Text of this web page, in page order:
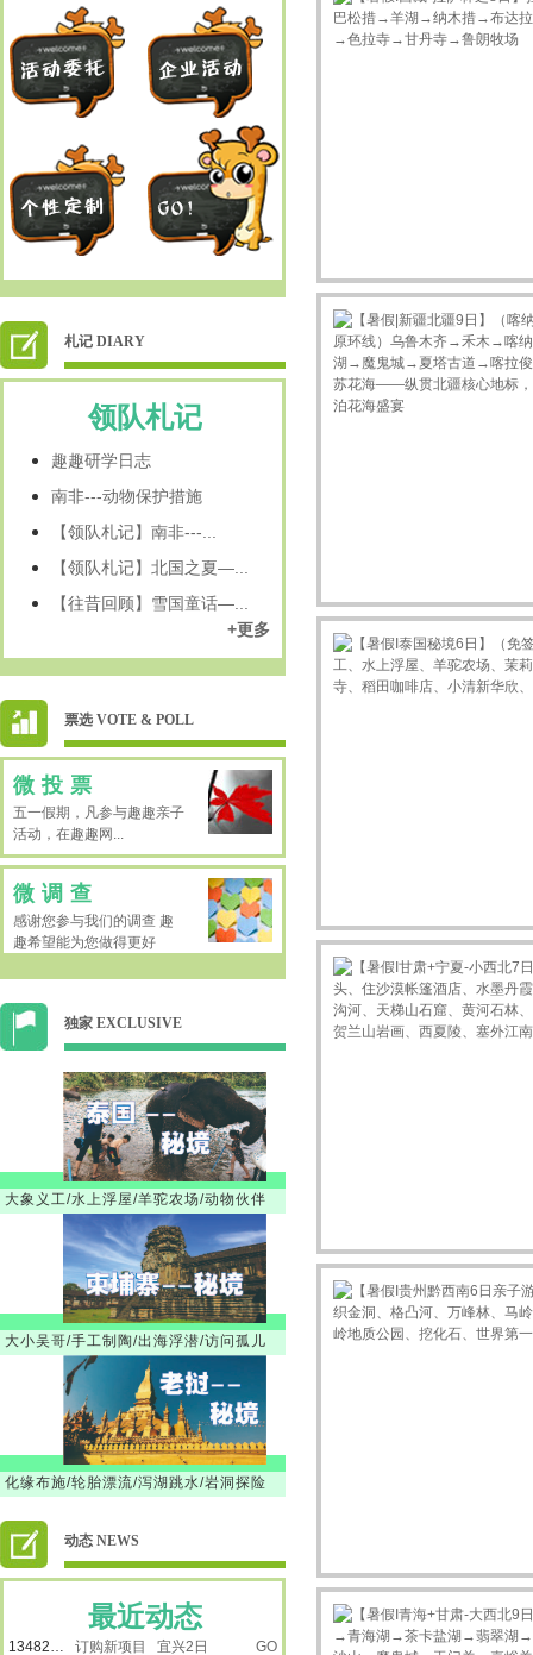
札记 DIARY
领队札记
趣趣研学日志
南非---动物保护措施
【领队札记】南非---...
【领队札记】北国之夏—...
【往昔回顾】雪国童话—...
+更多
票选 VOTE & POLL
微投票
五一假期，凡参与趣趣亲子
活动，在趣趣网...
微调查
感谢您参与我们的调查 趣
趣希望能为您做得更好
独家 EXCLUSIVE
大象义工/水上浮屋/羊驼农场/动物伙伴
大小吴哥/手工制陶/出海浮潜/访问孤儿
化缘布施/轮胎漂流/泻湖跳水/岩洞探险
动态 NEWS
最近动态
徐韶 订购新项目 【暑假】新疆之南疆
GO
18616501218
订购新项目 【暑假】新疆之南疆
13917887615
订购新项目 【暑假】新疆之南疆
GO
13917887615
订购新项目 【暑假】新疆之南疆
GO
楚楚
订购新项目 景泰蓝
GO
订购新项目 走进远望号
卢小平
订购新项目 龙虾遇上戏水大战
GO
订购新项目 宜兴2日
订购新项目 宜兴2日
GO